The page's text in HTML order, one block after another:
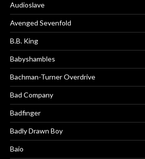
Audioslave
Avenged Sevenfold
B.B. King
Babyshambles
Bachman-Turner Overdrive
Bad Company
Badfinger
Badly Drawn Boy
Baio